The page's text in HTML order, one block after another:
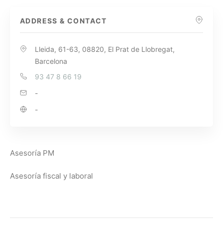
ADDRESS & CONTACT
Lleida, 61-63, 08820, El Prat de Llobregat,
Barcelona
93 47 8 66 19
-
-
Asesoría PM
Asesoría fiscal y laboral